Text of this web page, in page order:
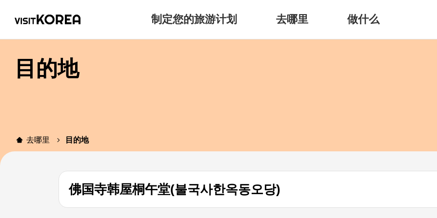
制定您的旅游计划 去哪里 做什么
目的地
去哪里 目的地
佛国寺韩屋桐午堂(불국사한옥동오당)